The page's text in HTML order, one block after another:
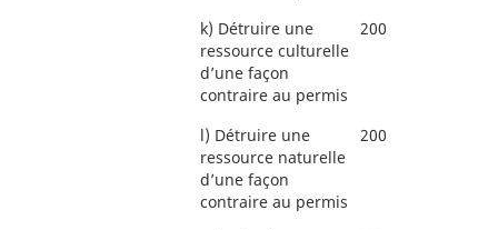
k) Détruire une
ressource culturelle
d’une façon
contraire au permis
200
l) Détruire une
ressource naturelle
d’une façon
contraire au permis
200